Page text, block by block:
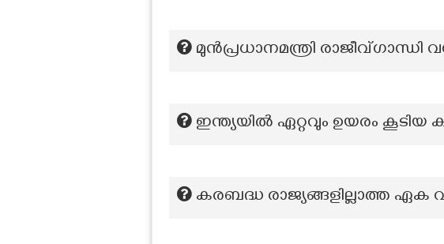
മുൻപ്രധാനമന്ത്രി രാജീവ്ഗാന്ധി
ഇന്ത്യയിൽ ഏറ്റവും ഉയരം കൂടിയ
കരബദ്ധ രാജ്യങ്ങളില്ലാത്ത ഏക